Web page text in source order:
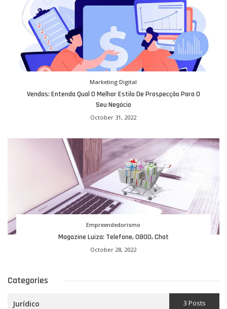
Marketing Digital
Vendas: Entenda Qual O Melhor Estilo De Prospecção Para O
Seu Negócio
October 31, 2022
Empreendedorismo
Magazine Luiza: Telefone, 0800, Chat
October 28, 2022
Categories
Jurídico 3 Posts